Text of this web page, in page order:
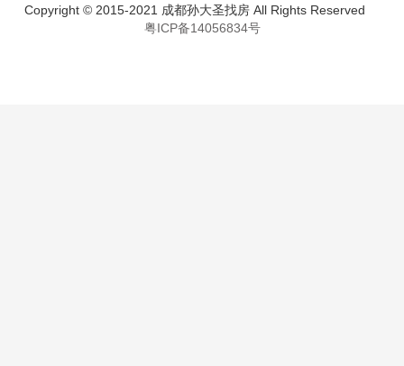
Copyright © 2015-2021 成都孙大圣找房 All Rights Reserved
粤ICP备14056834号